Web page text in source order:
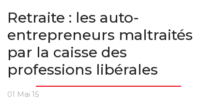
Retraite : les auto-
entrepreneurs maltraités
par la caisse des
professions libérales
01 Mai 15